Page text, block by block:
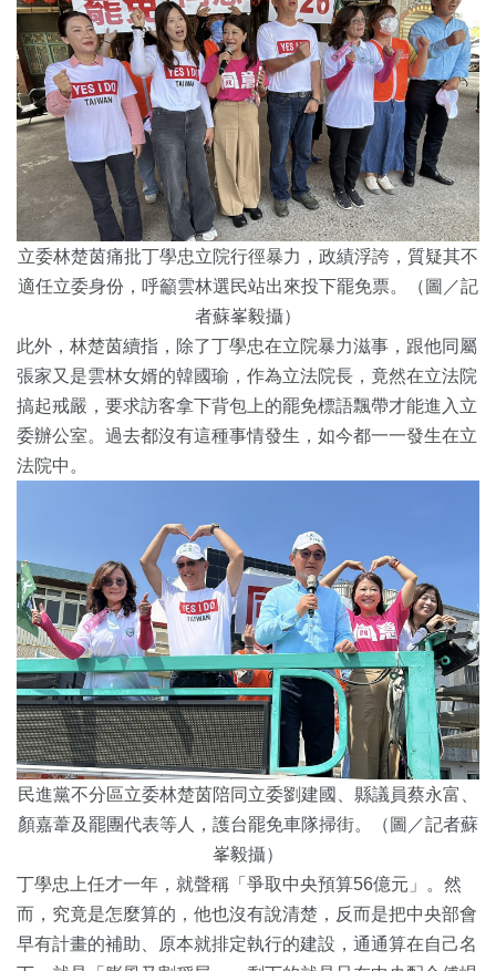
立委林楚茵痛批丁學忠立院行徑暴力，政績浮誇，質疑其不
適任立委身份，呼籲雲林選民站出來投下罷免票。（圖／記
者蘇峯毅攝）
此外，林楚茵續指，除了丁學忠在立院暴力滋事，跟他同屬
張家又是雲林女婿的韓國瑜，作為立法院長，竟然在立法院
搞起戒嚴，要求訪客拿下背包上的罷免標語飄帶才能進入立
委辦公室。過去都沒有這種事情發生，如今都一一發生在立
法院中。
民進黨不分區立委林楚茵陪同立委劉建國、縣議員蔡永富、
顏嘉葦及罷團代表等人，護台罷免車隊掃街。（圖／記者蘇
峯毅攝）
丁學忠上任才一年，就聲稱「爭取中央預算56億元」。然
而，究竟是怎麼算的，他也沒有說清楚，反而是把中央部會
早有計畫的補助、原本就排定執行的建設，通通算在自己名